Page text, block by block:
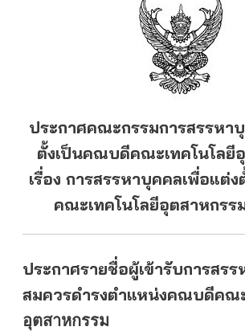
ประกาศคณะกรรมการสรรหา
ตั้งเป็นคณบดีคณะเทคโนโลยี
เรื่อง การสรรหาบุคคลเพื่อแต่
คณะเทคโนโลยีอุตสาหกรร
ประกาศรายชื่อผู้เข้ารับการสรร
สมควรดำรงตำแหน่งคณบดีคณ
อุตสาหกรรม